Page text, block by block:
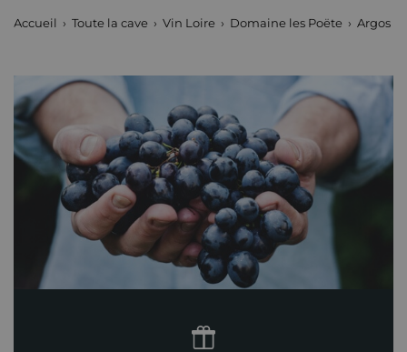
Accueil Toute la cave Vin Loire Domaine les Poëte Argos